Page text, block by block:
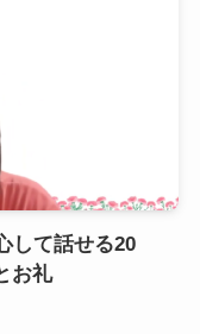
して話せる20
お礼